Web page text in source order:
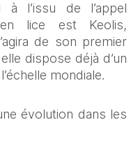
à l’issu de l’appel
lice est Keolis,
de son premier
dispose déjà d’un
mondiale.
évolution dans les